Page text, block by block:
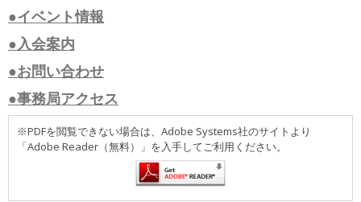
●イベント情報
●入会案内
●お問い合わせ
●事務局アクセス
※PDFを閲覧できない場合は、Adobe Systems社のサイトより
「Adobe Reader（無料）」を入手してご利用ください。